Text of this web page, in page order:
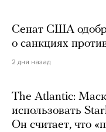
Сенат США
о санкциях
2 дня назад
The Atlantic:
использовать
Он считает, что